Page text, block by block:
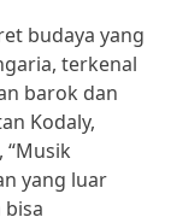
budaya yang
terkenal
barok dan
Kodaly,
yang luar